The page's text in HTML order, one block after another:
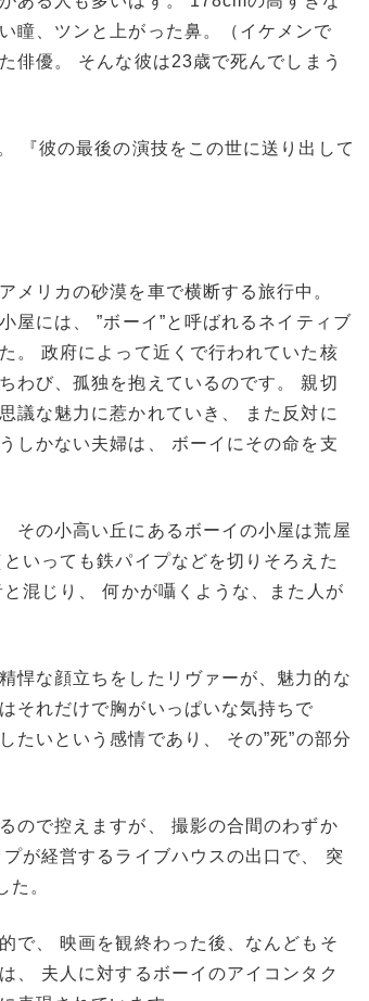
瞳、ツンと上がった鼻。（イケメンで
俳優。 そんな彼は23歳で死んでしまう
『彼の最後の演技をこの世に送り出して
メリカの砂漠を車で横断する旅行中。
屋には、 ”ボーイ”と呼ばれるネイティブ
。 政府によって近くで行われていた核
わび、孤独を抱えているのです。 親切
議な魅力に惹かれていき、 また反対に
しかない夫婦は、 ボーイにその命を支
その小高い丘にあるボーイの小屋は荒屋
いっても鉄パイプなどを切りそろえた
混じり、 何かが囁くような、また人が
悍な顔立ちをしたリヴァーが、魅力的な
それだけで胸がいっぱいな気持ちで
たいという感情であり、 その”死”の部分
ので控えますが、 撮影の合間のわずか
が経営するライブハウスの出口で、 突
。
で、 映画を観終わった後、なんどもそ
、 夫人に対するボーイのアイコンタク